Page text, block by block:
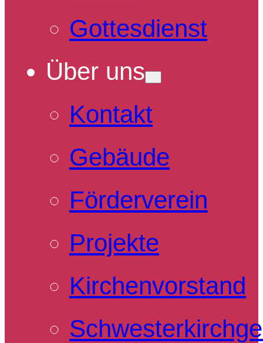
Gottesdienst
Über uns
Kontakt
Gebäude
Förderverein
Projekte
Kirchenvorstand